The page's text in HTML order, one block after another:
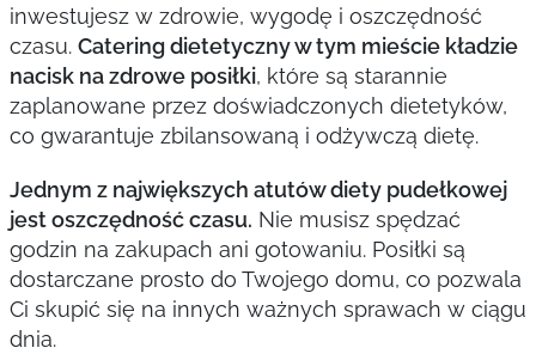
inwestujesz w zdrowie, wygodę i oszczędność
czasu. Catering dietetyczny w tym mieście kładzie
nacisk na zdrowe posiłki, które są starannie
zaplanowane przez doświadczonych dietetyków,
co gwarantuje zbilansowaną i odżywczą dietę.
Jednym z największych atutów diety pudełkowej
jest oszczędność czasu. Nie musisz spędzać
godzin na zakupach ani gotowaniu. Posiłki są
dostarczane prosto do Twojego domu, co pozwala
Ci skupić się na innych ważnych sprawach w ciągu
dnia.